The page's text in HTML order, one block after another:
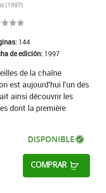
(1997)
144
de edición: 1997
DISPONIBLE
COMPRAR
de la chaîne
est aujourd'hui l'un des
ainsi découvrir les
dont la première